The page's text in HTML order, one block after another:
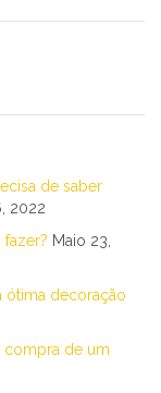
de saber
2022
fazer? Maio 23,
ótima decoração
compra de um